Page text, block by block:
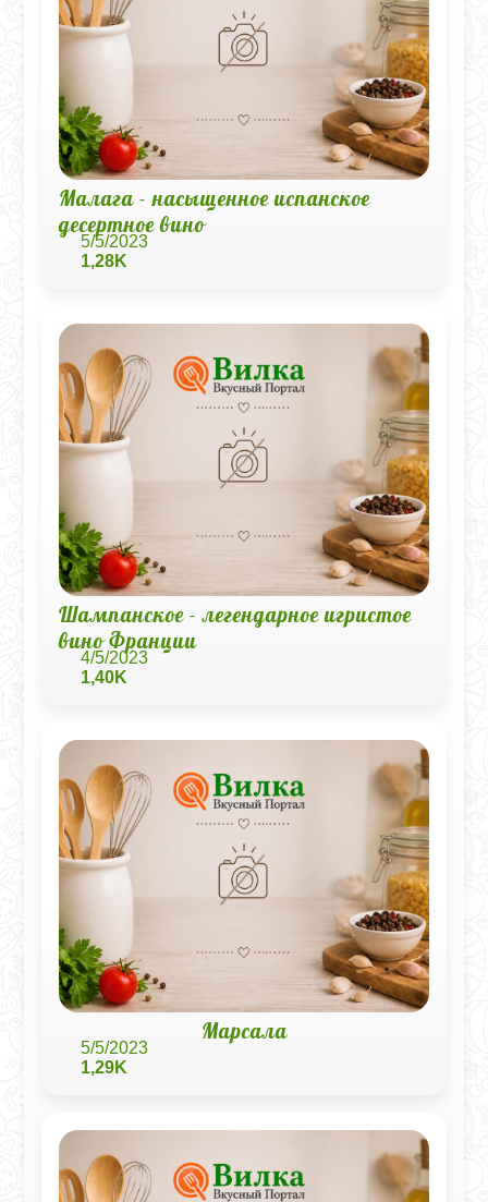
Малага - насыщенное испанское
десертное вино
5/5/2023
1,28K
Шампанское - легендарное игристое
вино Франции
4/5/2023
1,40K
Марсала
5/5/2023
1,29K